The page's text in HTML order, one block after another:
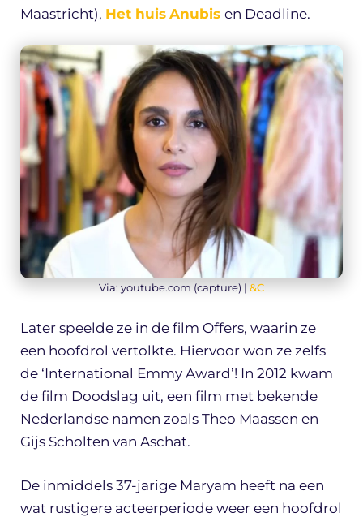
Maastricht), Het huis Anubis en Deadline.
Via: youtube.com (capture) | &C
Later speelde ze in de film Offers, waarin ze
een hoofdrol vertolkte. Hiervoor won ze zelfs
de ‘International Emmy Award’! In 2012 kwam
de film Doodslag uit, een film met bekende
Nederlandse namen zoals Theo Maassen en
Gijs Scholten van Aschat.
De inmiddels 37-jarige Maryam heeft na een
wat rustigere acteerperiode weer een hoofdrol